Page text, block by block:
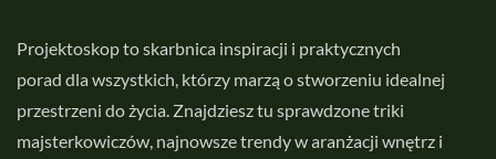
Projektoskop to skarbnica inspiracji i praktycznych
porad dla wszystkich, którzy marzą o stworzeniu idealnej
przestrzeni do życia. Znajdziesz tu sprawdzone triki
majsterkowiczów, najnowsze trendy w aranżacji wnętrz i